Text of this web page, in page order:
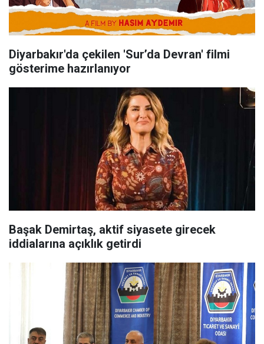
Diyarbakır'da çekilen 'Sur’da Devran' filmi
gösterime hazırlanıyor
Başak Demirtaş, aktif siyasete girecek
iddialarına açıklık getirdi